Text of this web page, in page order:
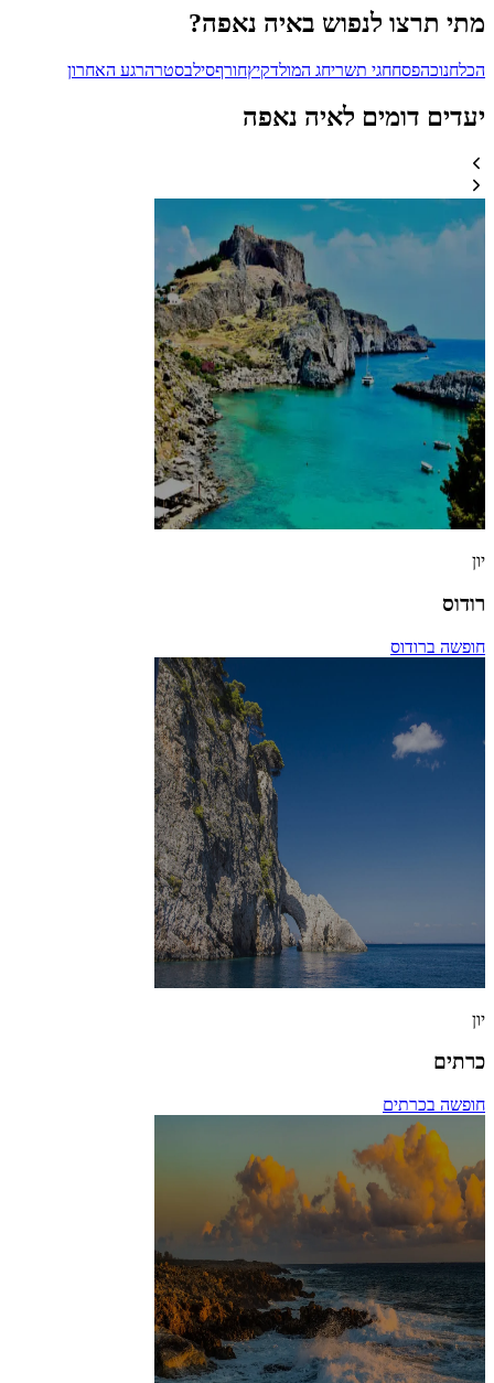
מתי תרצו לנפוש באיה נאפה?
הכלחנוכהפסחחגי תשריחג המולדקיץחורףסילבסטרהרגע האחרון
יעדים דומים לאיה נאפה
יון
רודוס
חופשה ברודוס
יון
כרתים
חופשה בכרתים